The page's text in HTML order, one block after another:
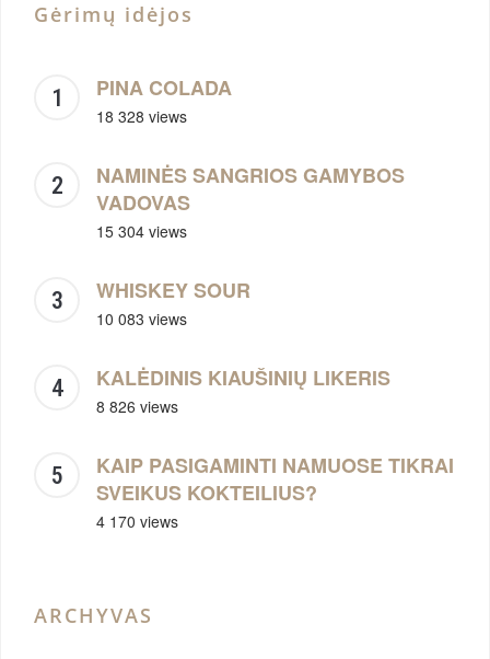
Gėrimų idėjos
PINA COLADA
18 328 views
NAMINĖS SANGRIOS GAMYBOS
VADOVAS
15 304 views
WHISKEY SOUR
10 083 views
KALĖDINIS KIAUŠINIŲ LIKERIS
8 826 views
KAIP PASIGAMINTI NAMUOSE TIKRAI
SVEIKUS KOKTEILIUS?
4 170 views
ARCHYVAS